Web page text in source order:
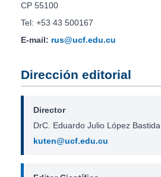
CP 55100
Tel: +53 43 500167
E-mail: rus@ucf.edu.cu
Dirección editorial
Director
DrC. Eduardo Julio López Bastida
kuten@ucf.edu.cu